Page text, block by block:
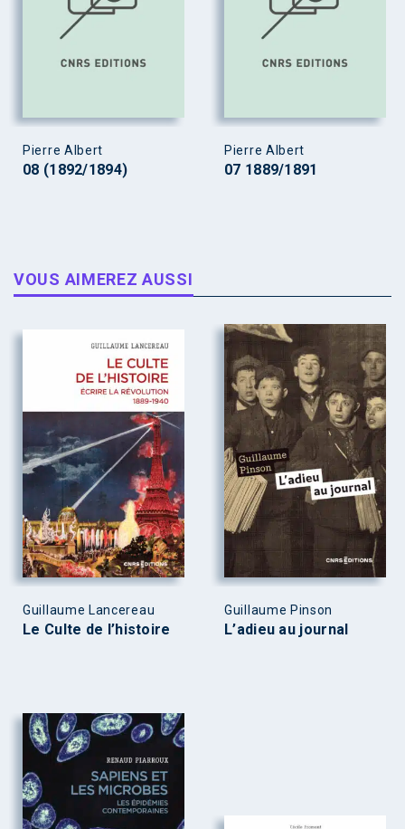
Pierre Albert
08 (1892/1894)
Pierre Albert
07 1889/1891
VOUS AIMEREZ AUSSI
Guillaume Lancereau
Le Culte de l’histoire
Guillaume Pinson
L’adieu au journal